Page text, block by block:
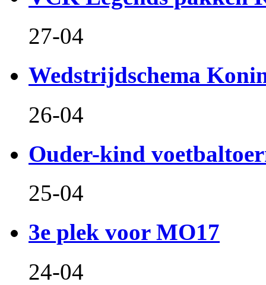
27-04
Wedstrijdschema
26-04
Ouder-kind
25-04
3e plek voor MO17
24-04